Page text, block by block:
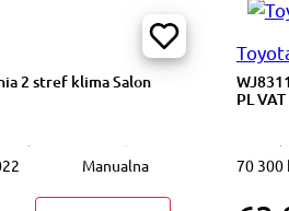
2 stref klima Salon
Manualna
PL
70 300